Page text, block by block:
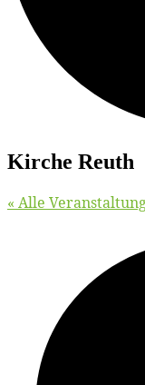
Kir­che Reuth
« Alle